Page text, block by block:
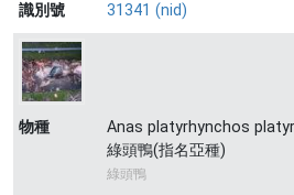
識別號
31341 (nid)
物種
Anas platyrhynchos
綠頭鴨(指名亞種)
綠頭鴨